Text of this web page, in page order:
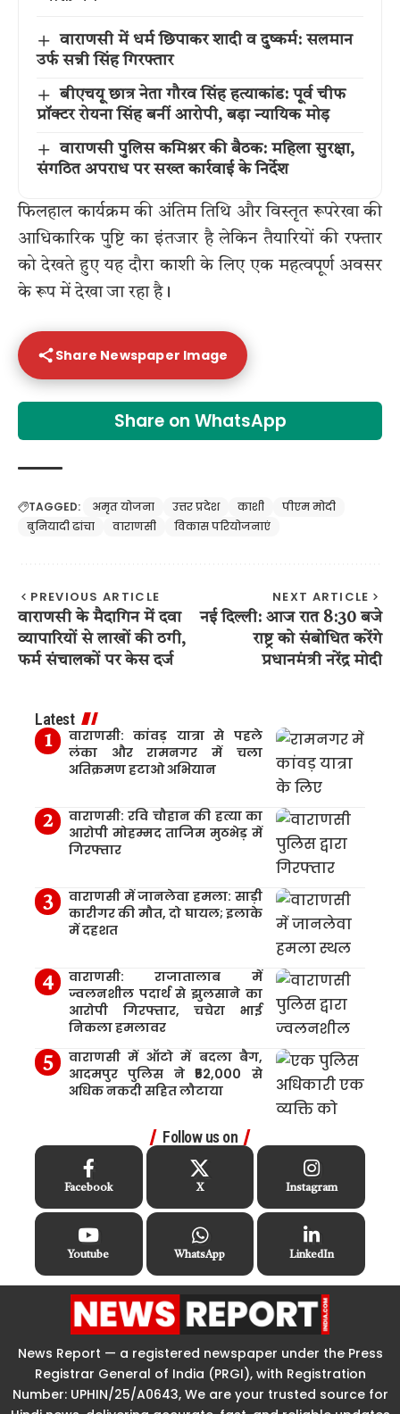
वाराणसी में धर्म छिपाकर शादी व दुष्कर्म: सलमान
उर्फ सन्नी सिंह गिरफ्तार
बीएचयू छात्र नेता गौरव सिंह हत्याकांड: पूर्व चीफ
प्रॉक्टर रोयना सिंह बनीं आरोपी, बड़ा न्यायिक मोड़
वाराणसी पुलिस कमिश्नर की बैठक: महिला सुरक्षा,
संगठित अपराध पर सख्त कार्रवाई के निर्देश
फिलहाल कार्यक्रम की अंतिम तिथि और विस्तृत रूपरेखा की
आधिकारिक पुष्टि का इंतजार है लेकिन तैयारियों की रफ्तार
को देखते हुए यह दौरा काशी के लिए एक महत्वपूर्ण अवसर
के रूप में देखा जा रहा है।
Share Newspaper Image
Share on WhatsApp
TAGGED: अमृत योजना उत्तर प्रदेश काशी
पीएम मोदी
बुनियादी ढांचा
वाराणसी विकास परियोजनाएं
PREVIOUS ARTICLE
वाराणसी के मैदागिन में दवा
व्यापारियों से लाखों की ठगी,
फर्म संचालकों पर केस दर्ज
NEXT ARTICLE
नई दिल्ली: आज रात 8:30 बजे
राष्ट्र को संबोधित करेंगे
प्रधानमंत्री नरेंद्र मोदी
Latest
वाराणसी: कांवड़ यात्रा से पहले
लंका और रामनगर में चला
अतिक्रमण हटाओ अभियान
वाराणसी: रवि चौहान की हत्या का
आरोपी मोहम्मद ताजिम मुठभेड़ में
गिरफ्तार
वाराणसी में जानलेवा हमला: साड़ी
कारीगर की मौत, दो घायल; इलाके
में दहशत
वाराणसी: राजातालाब में
ज्वलनशील पदार्थ से झुलसाने का
आरोपी गिरफ्तार, चचेरा भाई
निकला हमलावर
वाराणसी में ऑटो में बदला बैग,
आदमपुर पुलिस ने ₹52,000 से
अधिक नकदी सहित लौटाया
Follow us on
Facebook X Instagram
Youtube WhatsApp LinkedIn
News Report — a registered newspaper under the Press
Registrar General of India (PRGI), with Registration
Number: UPHIN/25/A0643, We are your trusted source for